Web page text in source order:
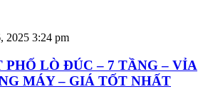
2025 3:24 pm
PHỐ LÒ ĐÚC – 7 TẦNG – VỈA
MÁY – GIÁ TỐT NHẤT